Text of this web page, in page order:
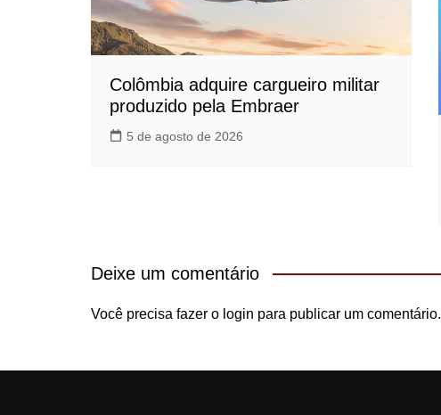
Colômbia adquire cargueiro militar
produzido pela Embraer
5 de agosto de 2026
Deixe um comentário
Você precisa fazer o login para publicar um comentário.